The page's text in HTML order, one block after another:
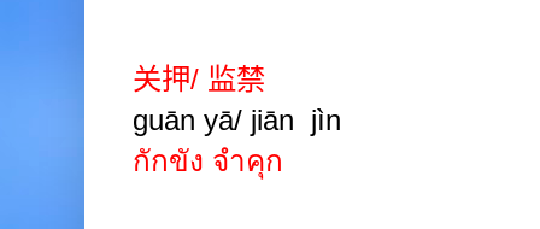
关押/ 监禁
guān yā/ jiān jìn
กักขัง จำคุก